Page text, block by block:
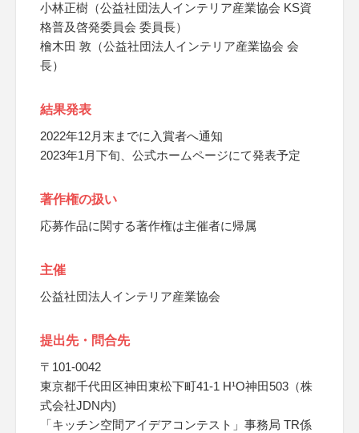
小林正樹（公益社団法人インテリア産業協会 KS資
格普及啓発委員会 委員長）
檜木田 敦（公益社団法人インテリア産業協会 会
長）
結果発表
2022年12月末までに入賞者へ通知
2023年1月下旬、公式ホームページにて発表予定
著作権の扱い
応募作品に関する著作権は主催者に帰属
主催
公益社団法人インテリア産業協会
提出先・問合先
〒101-0042
東京都千代田区神田東松下町41-1 H¹O神田503（株
式会社JDN内)
「キッチン空間アイデアコンテスト」事務局 TR係